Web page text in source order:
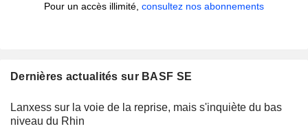
Pour un accès illimité, consultez nos abonnements
Dernières actualités sur BASF SE
Lanxess sur la voie de la reprise, mais s'inquiète du bas
niveau du Rhin